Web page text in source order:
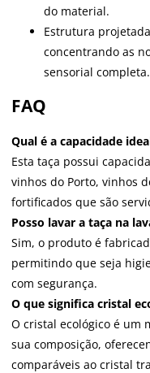
do material.
Estrutura
concentrando as
sensorial completa.
FAQ
Qual é a capacidade
Esta taça possui
vinhos do Porto, vinhos
fortificados que são
Posso lavar a taça na
Sim, o produto é
permitindo que seja
com segurança.
O que significa cristal
O cristal ecológico é um
sua composição,
comparáveis ao cristal